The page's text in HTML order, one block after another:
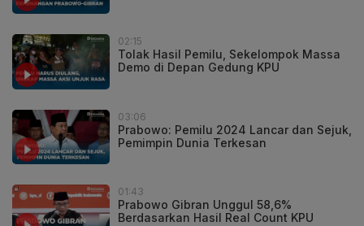
02:15
Tolak Hasil Pemilu, Sekelompok Massa
Demo di Depan Gedung KPU
03:06
Prabowo: Pemilu 2024 Lancar dan Sejuk,
Pemimpin Dunia Terkesan
01:43
Prabowo Gibran Unggul 58,6%
Berdasarkan Hasil Real Count KPU